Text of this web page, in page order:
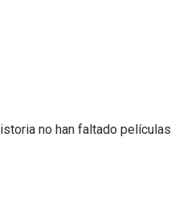
no han faltado películas